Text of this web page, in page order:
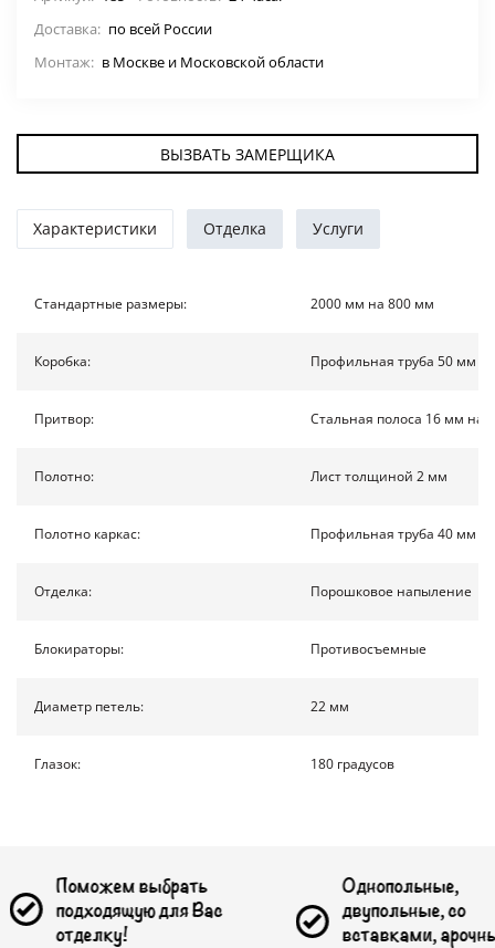
ДВЕРИ ПО ОСОБЕННОСТЯМ
ДВЕРИ С ТЕРМОРАЗРЫВОМ
info@1990.ru
Доставка: по всей России
Монтаж: в Москве и Московской области
ВЫЗВАТЬ ЗАМЕРЩИКА
Характеристики Отделка Услуги
Стандартные размеры: 2000 мм на 800 мм
Коробка: Профильная труба 50 мм
Притвор: Стальная полоса 16 мм на
Полотно: Лист толщиной 2 мм
Полотно каркас: Профильная труба 40 мм
Отделка: Порошковое напыление
Блокираторы: Противосъемные
Диаметр петель: 22 мм
Глазок: 180 градусов
выбрать
для Вас
Однопольные,
двупольные, со
вставками, арочные -